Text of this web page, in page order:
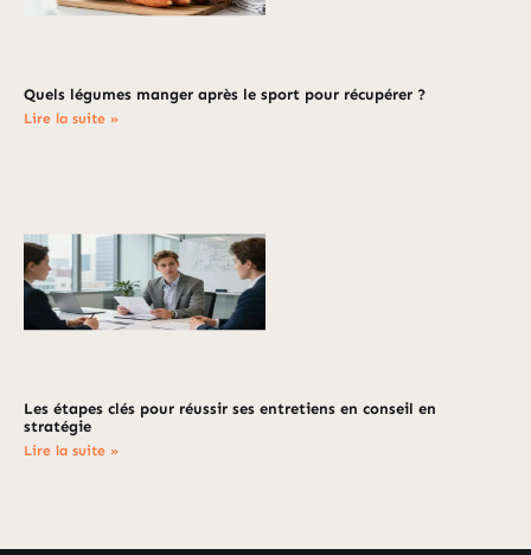
Quels légumes manger après le sport pour récupérer ?
Lire la suite »
Les étapes clés pour réussir ses entretiens en conseil en
stratégie
Lire la suite »